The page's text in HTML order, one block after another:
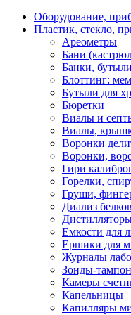
Оборудование,
Пластик, стекло,
Ареометры
Бани
Банки,
Блоттинг:
Бутыли для
Бюретки
Виалы и
Виалы,
Воронки
Воронки,
Гири
Горелки,
Груши,
Диализ
Емкости для
Ершики для
Журналы
Зонды-
Камеры
Капельницы
Капилляры